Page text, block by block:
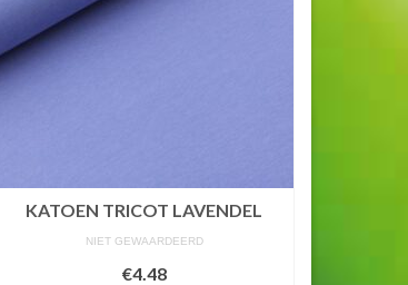
KATOEN TRICOT LAVENDEL
NIET GEWAARDEERD
€4.48